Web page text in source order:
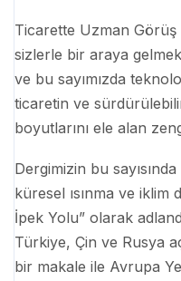
Ticarette Uzman Görüş
sizlerle bir araya
ve bu sayımızda
ticaretin ve
boyutlarını ele alan
Dergimizin bu
küresel ısınma ve iklim
İpek Yolu” olarak
Türkiye, Çin ve Rusya
bir makale ile Avrupa